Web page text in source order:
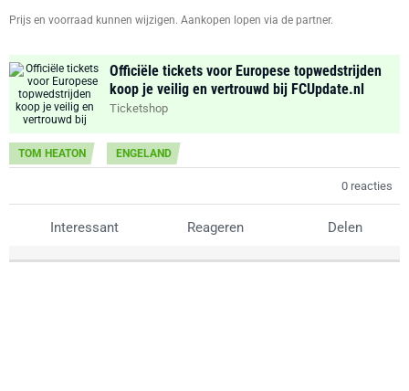
Prijs en voorraad kunnen wijzigen. Aankopen lopen via de partner.
Officiële tickets voor Europese topwedstrijden
koop je veilig en vertrouwd bij FCUpdate.nl
Ticketshop
TOM HEATON ENGELAND
0 reacties
Interessant Reageren Delen